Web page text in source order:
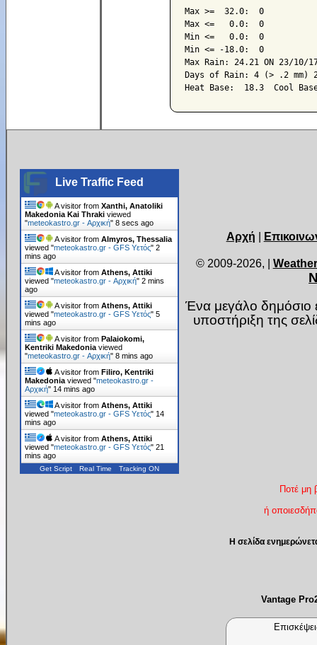
Max >=  32.0:  0
Max <=   0.0:  0
Min <=   0.0:  0
Min <= -18.0:  0
Max Rain: 24.21 ON 23/10/
Days of Rain: 4 (> .2 mm)
Live Traffic Feed
A visitor fromXanthi, Anatoliki
Makedonia Kai Thraki viewed
"meteokastro.gr - Αρχική"9 secs ago
A visitor fromAlmyros, Thessalia
viewed "meteokastro.gr - GFS Υετός"2
mins ago
A visitor fromAthens, Attiki
viewed "meteokastro.gr - Αρχική"2 mins
ago
A visitor fromAthens, Attiki
viewed "meteokastro.gr - GFS Υετός"5
mins ago
A visitor fromPalaiokomi,
Kentriki Makedonia viewed
"meteokastro.gr - Αρχική"8 mins ago
A visitor fromFiliro, Kentriki
Makedonia viewed "meteokastro.gr -
Αρχική" 14 mins ago
A visitor fromAthens, Attiki
viewed "meteokastro.gr - GFS Υετός" 14
mins ago
A visitor fromAthens, Attiki
viewed "meteokastro.gr - GFS Υετός"21
mins ago
Get Script Real Time Tracking ON
Αρχή |
© 2009-2026, |
Ένα μεγάλο δημόσιο
υποστήριξη της
Ποτέ μη
ή
Η σελίδα
Vantage